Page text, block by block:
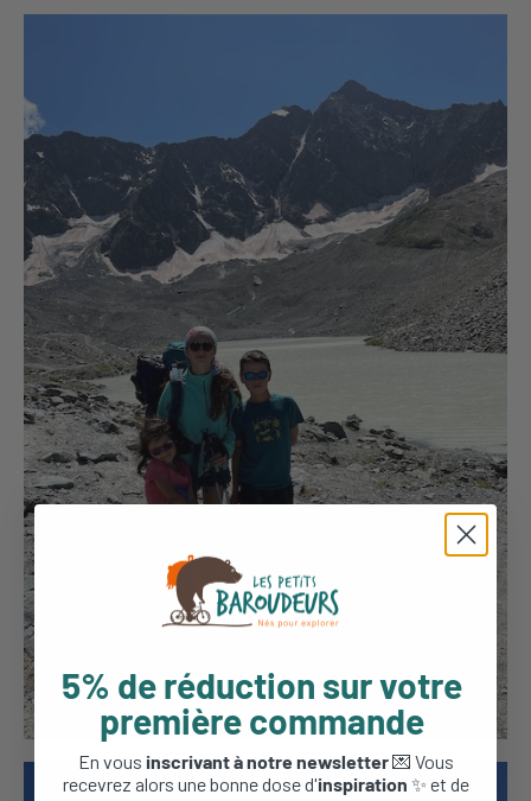
5% de réduction sur votre
première commande
En vous inscrivant à notre newsletter💌 Vous
recevrez alors une bonne dose d'inspiration ✨ et de